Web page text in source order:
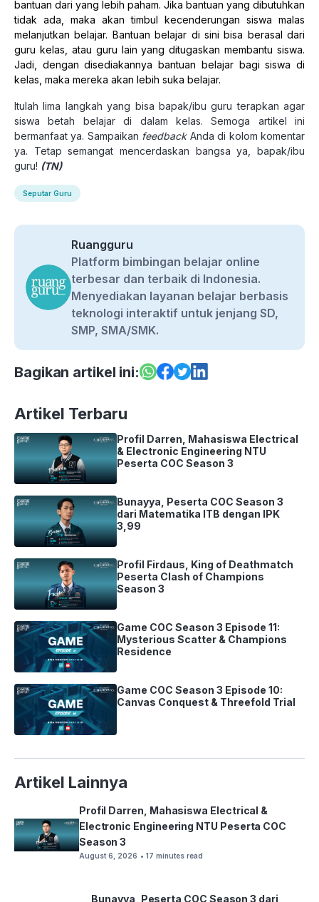
bantuan dari yang lebih paham. Jika bantuan yang dibutuhkan
tidak ada, maka akan timbul kecenderungan siswa malas
melanjutkan belajar. Bantuan belajar di sini bisa berasal dari
guru kelas, atau guru lain yang ditugaskan membantu siswa.
Jadi, dengan disediakannya bantuan belajar bagi siswa di
kelas, maka mereka akan lebih suka belajar.
Itulah lima langkah yang bisa bapak/ibu guru terapkan agar
siswa betah belajar di dalam kelas. Semoga artikel ini
bermanfaat ya. Sampaikan feedbackAnda di kolom komentar
ya. Tetap semangat mencerdaskan bangsa ya, bapak/ibu
guru! (TN)
Seputar Guru
Ruangguru
Platform bimbingan belajar online
terbesar dan terbaik di Indonesia.
Menyediakan layanan belajar berbasis
teknologi interaktif untuk jenjang SD,
SMP, SMA/SMK.
Bagikan artikel ini:
Artikel Terbaru
Profil Darren, Mahasiswa Electrical
& Electronic Engineering NTU
Peserta COC Season 3
Bunayya, Peserta COC Season 3
dari Matematika ITB dengan IPK
3,99
Profil Firdaus, King of Deathmatch
Peserta Clash of Champions
Season 3
Game COC Season 3 Episode 11:
Mysterious Scatter & Champions
Residence
Game COC Season 3 Episode 10:
Canvas Conquest & Threefold Trial
Artikel Lainnya
Profil Darren, Mahasiswa Electrical &
Electronic Engineering NTU Peserta COC
Season 3
August 6, 2026 • 17 minutes read
Bunayya, Peserta COC Season 3 dari